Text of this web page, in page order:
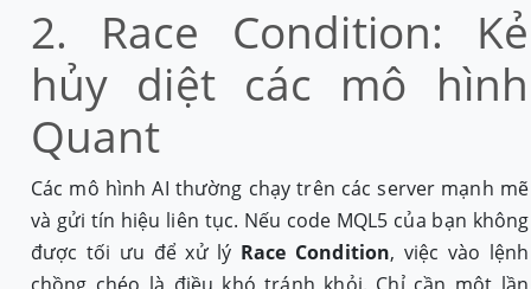
2. Race Condition: Kẻ
hủy diệt các mô hình
Quant
Các mô hình AI thường chạy trên các server mạnh mẽ
và gửi tín hiệu liên tục. Nếu code MQL5 của bạn không
được tối ưu để xử lý Race Condition, việc vào lệnh
chồng chéo là điều khó tránh khỏi. Chỉ cần một lần